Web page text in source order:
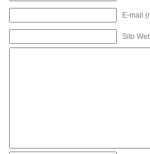
E-mail
Sito